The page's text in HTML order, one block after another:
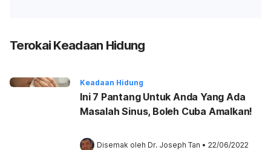
Terokai Keadaan Hidung
Keadaan Hidung
Ini 7 Pantang Untuk Anda Yang Ada
Masalah Sinus, Boleh Cuba Amalkan!
Disemak oleh Dr. Joseph Tan • 22/06/2022